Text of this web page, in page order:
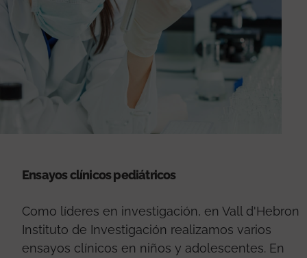
Ensayos clínicos pediátricos
Como líderes en investigación, en Vall d'Hebron
Instituto de Investigación realizamos varios
ensayos clínicos en niños y adolescentes. En